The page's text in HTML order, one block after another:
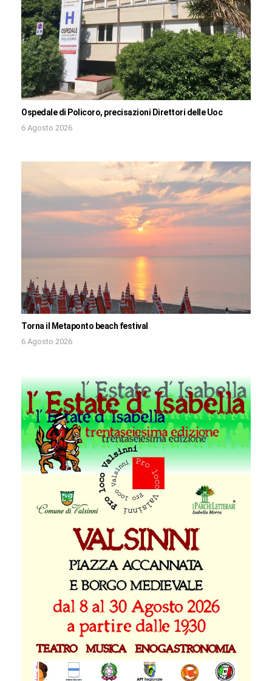
Ospedale di Policoro, precisazioni Direttori delle Uoc
6 Agosto 2026
Torna il Metaponto beach festival
6 Agosto 2026